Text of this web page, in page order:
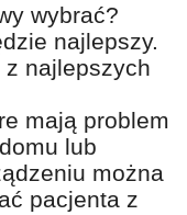
wybrać?
najlepszy.
najlepszych
mają problem
lub
można
pacjenta z